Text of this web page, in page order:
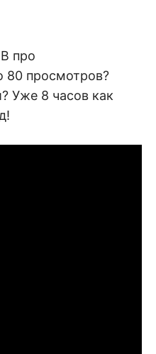
про
80 просмотров?
Уже 8 часов как